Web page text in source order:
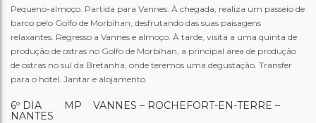
Pequeno-almoço. Partida para Vannes. À chegada, realiza um passeio de
barco pelo Golfo de Morbihan, desfrutando das suas paisagens
relaxantes. Regresso a Vannes e almoço. À tarde, visita a uma quinta de
produção de ostras no Golfo de Morbihan, a principal área de produção
de ostras no sul da Bretanha, onde teremos uma degustação. Transfer
para o hotel. Jantar e alojamento.
6º DIA MP VANNES – ROCHEFORT-EN-TERRE –
NANTES